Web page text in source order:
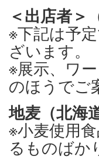
＜出店者＞
※下記は予
ざいます。
※展示、ワ
のほうでご
地麦（北海
※小麦使用
るものばか